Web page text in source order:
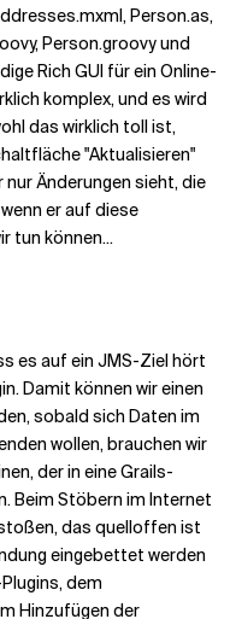
Person.as,
Person.groovy und
Rich GUI für ein Online-
komplex, und es wird
das wirklich toll ist,
"Aktualisieren"
Änderungen sieht, die
er auf diese
tun können...
es auf ein JMS-Ziel hört
Damit können wir einen
sobald sich Daten im
wollen, brauchen wir
der in eine Grails-
Beim Stöbern im Internet
das quelloffen ist
eingebettet werden
dem
Hinzufügen der